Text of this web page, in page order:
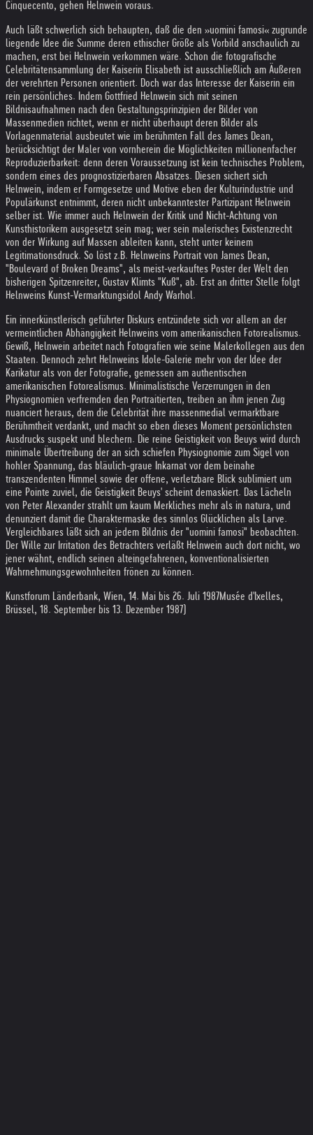
Cinquecento, gehen Helnwein voraus.
Auch läßt schwerlich sich behaupten, daß die den »uomini famosi« zugrunde
liegende Idee die Summe deren ethischer Größe als Vorbild anschaulich zu
machen, erst bei Helnwein verkommen wäre. Schon die fotografische
Celebritätensammlung der Kaiserin Elisabeth ist ausschließlich am Äußeren
der verehrten Personen orientiert. Doch war das Interesse der Kaiserin ein
rein persönliches. Indem Gottfried Helnwein sich mit seinen
Bildnisaufnahmen nach den Gestaltungsprinzipien der Bilder von
Massenmedien richtet, wenn er nicht überhaupt deren Bilder als
Vorlagenmaterial ausbeutet wie im berühmten Fall des James Dean,
berücksichtigt der Maler von vornherein die Möglichkeiten millionenfacher
Reproduzierbarkeit: denn deren Voraussetzung ist kein technisches Problem,
sondern eines des prognostizierbaren Absatzes. Diesen sichert sich
Helnwein, indem er Formgesetze und Motive eben der Kulturindustrie und
Populärkunst entnimmt, deren nicht unbekanntester Partizipant Helnwein
selber ist. Wie immer auch Helnwein der Kritik und Nicht-Achtung von
Kunsthistorikern ausgesetzt sein mag; wer sein malerisches Existenzrecht
von der Wirkung auf Massen ableiten kann, steht unter keinem
Legitimationsdruck. So löst z.B. Helnweins Portrait von James Dean,
"Boulevard of Broken Dreams", als meist-verkauftes Poster der Welt den
bisherigen Spitzenreiter, Gustav Klimts "Kuß", ab. Erst an dritter Stelle folgt
Helnweins Kunst-Vermarktungsidol Andy Warhol.
Ein innerkünstlerisch geführter Diskurs entzündete sich vor allem an der
vermeintlichen Abhängigkeit Helnweins vom amerikanischen Fotorealismus.
Gewiß, Helnwein arbeitet nach Fotografien wie seine Malerkollegen aus den
Staaten. Dennoch zehrt Helnweins Idole-Galerie mehr von der Idee der
Karikatur als von der Fotografie, gemessen am authentischen
amerikanischen Fotorealismus. Minimalistische Verzerrungen in den
Physiognomien verfremden den Portraitierten, treiben an ihm jenen Zug
nuanciert heraus, dem die Celebrität ihre massenmedial vermarktbare
Berühmtheit verdankt, und macht so eben dieses Moment persönlichsten
Ausdrucks suspekt und blechern. Die reine Geistigkeit von Beuys wird durch
minimale Übertreibung der an sich schiefen Physiognomie zum Sigel von
hohler Spannung, das bläulich-graue Inkarnat vor dem beinahe
transzendenten Himmel sowie der offene, verletzbare Blick sublimiert um
eine Pointe zuviel, die Geistigkeit Beuys' scheint demaskiert. Das Lächeln
von Peter Alexander strahlt um kaum Merkliches mehr als in natura, und
denunziert damit die Charaktermaske des sinnlos Glücklichen als Larve.
Vergleichbares läßt sich an jedem Bildnis der "uomini famosi" beobachten.
Der Wille zur Irritation des Betrachters verläßt Helnwein auch dort nicht, wo
jener wähnt, endlich seinen alteingefahrenen, konventionalisierten
Wahrnehmungsgewohnheiten frönen zu können.
Kunstforum Länderbank, Wien, 14. Mai bis 26. Juli 1987Musée d'Ixelles,
Brüssel, 18. September bis 13. Dezember 1987)